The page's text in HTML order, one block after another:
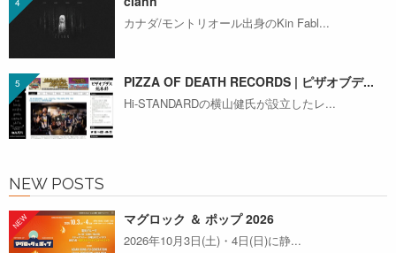
カナダ/モントリオール出身のKin Fabl...
PIZZA OF DEATH RECORDS | ピザオブデ...
Hi-STANDARDの横山健氏が設立したレ...
NEW POSTS
マグロック ＆ ポップ 2026
2026年10月3日(土)・4日(日)に静...